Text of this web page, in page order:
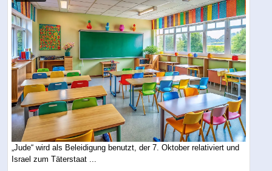
„Jude“ wird als Beleidigung benutzt, der 7. Oktober relativiert und
Israel zum Täterstaat ...